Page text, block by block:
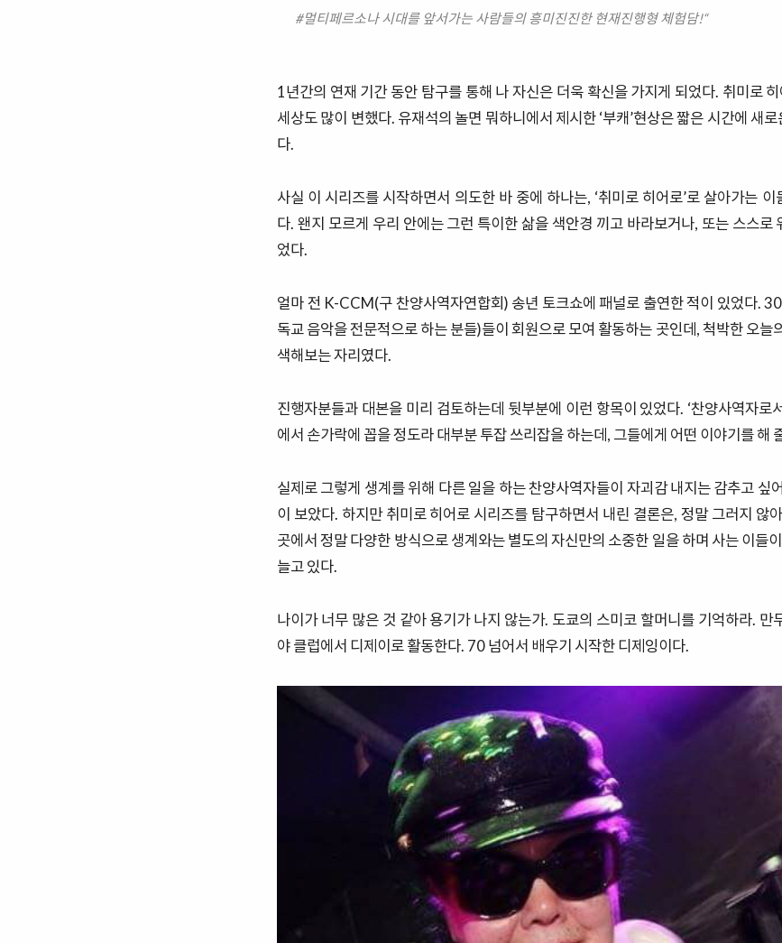
#멀티페르소나 시대를 앞서가는 사람들의 흥미진진한 현재진행형 체험담!“
1년간의 연재 기간 동안 탐구를 통해 나 자신은 더욱 확신을 가지게 되었다. 취미로
세상도 많이 변했다. 유재석의 놀면 뭐하니에서 제시한 ‘부캐’현상은 짧은 시간에 새
다.
사실 이 시리즈를 시작하면서 의도한 바 중에 하나는, ‘취미로 히어로’로 살아가는
다. 왠지 모르게 우리 안에는 그런 특이한 삶을 색안경 끼고 바라보거나, 또는 스스로
었다.
얼마 전 K-CCM(구 찬양사역자연합회) 송년 토크쇼에 패널로 출연한 적이 있었다.
독교 음악을 전문적으로 하는 분들)들이 회원으로 모여 활동하는 곳인데, 척박한 오늘
색해보는 자리였다.
진행자분들과 대본을 미리 검토하는데 뒷부분에 이런 항목이 있었다. ‘찬양사역자로
에서 손가락에 꼽을 정도라 대부분 투잡 쓰리잡을 하는데, 그들에게 어떤 이야기를 해
실제로 그렇게 생계를 위해 다른 일을 하는 찬양사역자들이 자괴감 내지는 감추고 싶
이 보았다. 하지만 취미로 히어로 시리즈를 탐구하면서 내린 결론은, 정말 그러지 않
곳에서 정말 다양한 방식으로 생계와는 별도의 자신만의 소중한 일을 하며 사는 이들
늘고 있다.
나이가 너무 많은 것 같아 용기가 나지 않는가. 도쿄의 스미코 할머니를 기억하라. 만
야 클럽에서 디제이로 활동한다. 70 넘어서 배우기 시작한 디제잉이다.